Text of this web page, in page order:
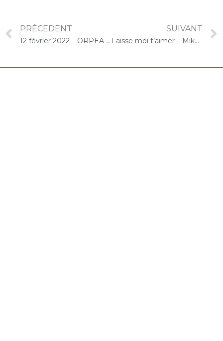
PRÉCEDENT
12 février 2022 – ORPEA Saint-Jacques (Paris) : Concert « Cello Solo »
SUIVANT
Laisse moi t’aimer – Mike Brant